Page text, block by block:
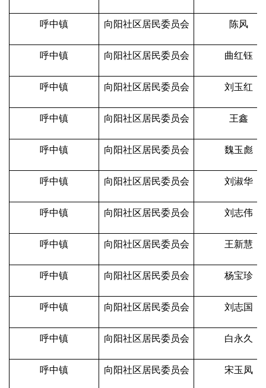
呼中镇 向阳社区居民委员会 陈风
呼中镇 向阳社区居民委员会 曲红钰
呼中镇 向阳社区居民委员会 刘玉红
呼中镇 向阳社区居民委员会 王鑫
呼中镇 向阳社区居民委员会 魏玉彪
呼中镇 向阳社区居民委员会 刘淑华
呼中镇 向阳社区居民委员会 刘志伟
呼中镇 向阳社区居民委员会 王新慧
呼中镇 向阳社区居民委员会 杨宝珍
呼中镇 向阳社区居民委员会 刘志国
呼中镇 向阳社区居民委员会 白永久
呼中镇 向阳社区居民委员会 宋玉凤